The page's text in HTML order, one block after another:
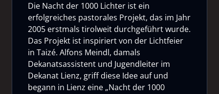
Die Nacht der 1000 Lichter ist ein
erfolgreiches pastorales Projekt, das im Jahr
2005 erstmals tirolweit durchgeführt wurde.
Das Projekt ist inspiriert von der Lichtfeier
in Taizé. Alfons Meindl, damals
Dekanatsassistent und Jugendleiter im
Dekanat Lienz, griff diese Idee auf und
begann in Lienz eine „Nacht der 1000